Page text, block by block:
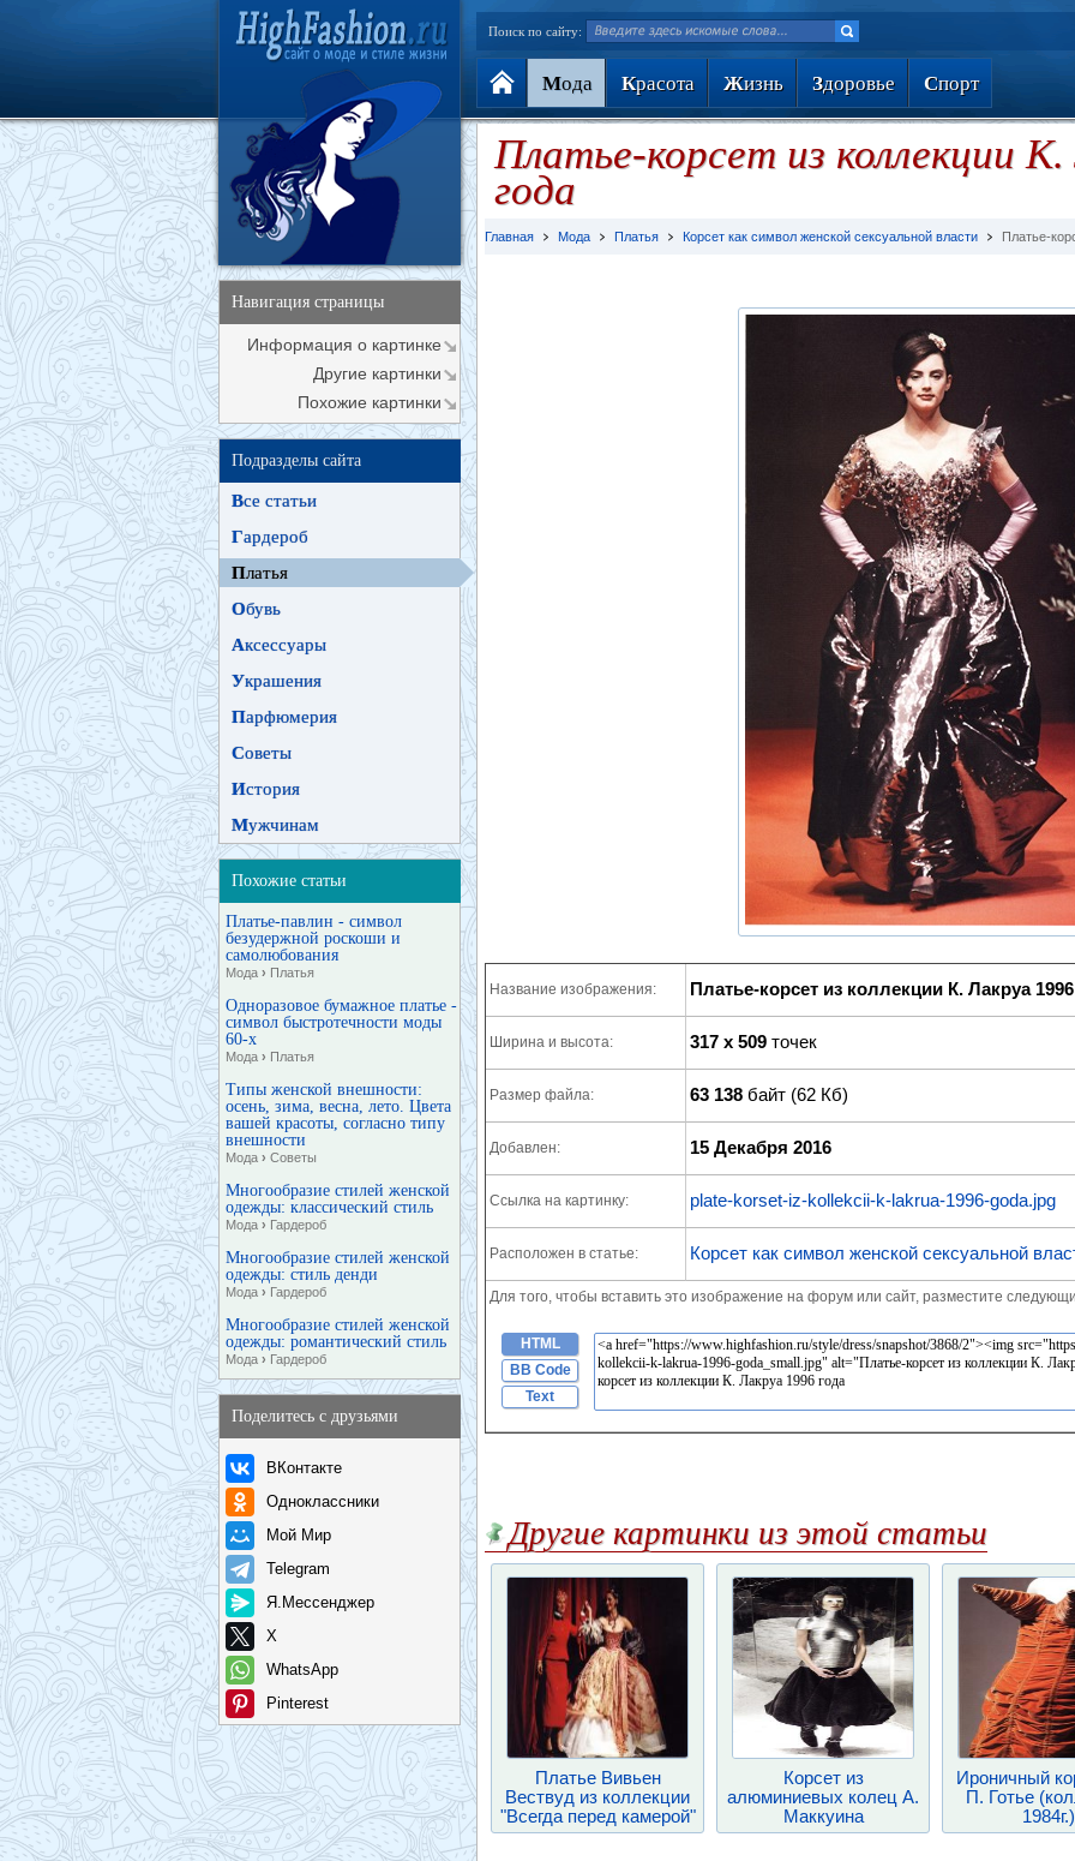
Поиск по сайту:
Мода Красота Жизнь Здоровье Спорт
Навигация страницы
Информация о картинке
Другие картинки
Похожие картинки
Подразделы сайта
Все статьи
Гардероб
Платья
Обувь
Аксессуары
Украшения
Парфюмерия
Советы
История
Мужчинам
Похожие статьи
Платье-павлин - символ
безудержной роскоши и
самолюбования
Мода › Платья
Одноразовое бумажное платье -
символ быстротечности моды
60-х
Мода › Платья
Типы женской внешности:
осень, зима, весна, лето. Цвета
вашей красоты, согласно типу
внешности
Мода › Советы
Многообразие стилей женской
одежды: классический стиль
Мода › Гардероб
Многообразие стилей женской
одежды: cтиль денди
Мода › Гардероб
Многообразие стилей женской
одежды: романтический стиль
Мода › Гардероб
Поделитесь с друзьями
ВКонтакте
Одноклассники
Мой Мир
Telegram
Я.Мессенджер
X
WhatsApp
Pinterest
Платье-корсет из коллекции
года
Главная Мода Платья Корсет как символ женской сексуальной власти Платье-
Название изображения: Платье-корсет из коллекции К. Лакруа
Ширина и высота: 317 x 509 точек
Размер файла: 63 138 байт (62 Кб)
Добавлен: 15 Декабря 2016
Ссылка на картинку: plate-korset-iz-kollekcii-k-lakrua-1996-goda.jpg
Расположен в статье: Корсет как символ женской сексуальной
Для того, чтобы вставить это изображение на форум или сайт, разместите
HTML
BB Code
Text
Другие картинки из этой статьи
Платье Вивьен
Вествуд из коллекции
"Всегда перед камерой"
Корсет из
алюминиевых колец А.
Маккуина
Ироничный
П. Готье
1984г.)